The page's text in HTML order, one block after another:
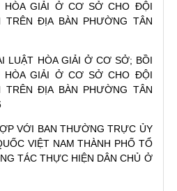
HÒA GIẢI Ở CƠ SỞ CHO ĐỘI
TRÊN ĐỊA BÀN PHƯỜNG TÂN
LUẬT HÒA GIẢI Ở CƠ SỞ; BỒI
HÒA GIẢI Ở CƠ SỞ CHO ĐỘI
TRÊN ĐỊA BÀN PHƯỜNG TÂN
VỚI BAN THƯỜNG TRỰC ỦY
VIỆT NAM THÀNH PHỐ TỔ
TÁC THỰC HIỆN DÂN CHỦ Ở